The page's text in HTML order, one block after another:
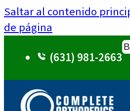
Saltar al contenido
de página
(631) 981-2663